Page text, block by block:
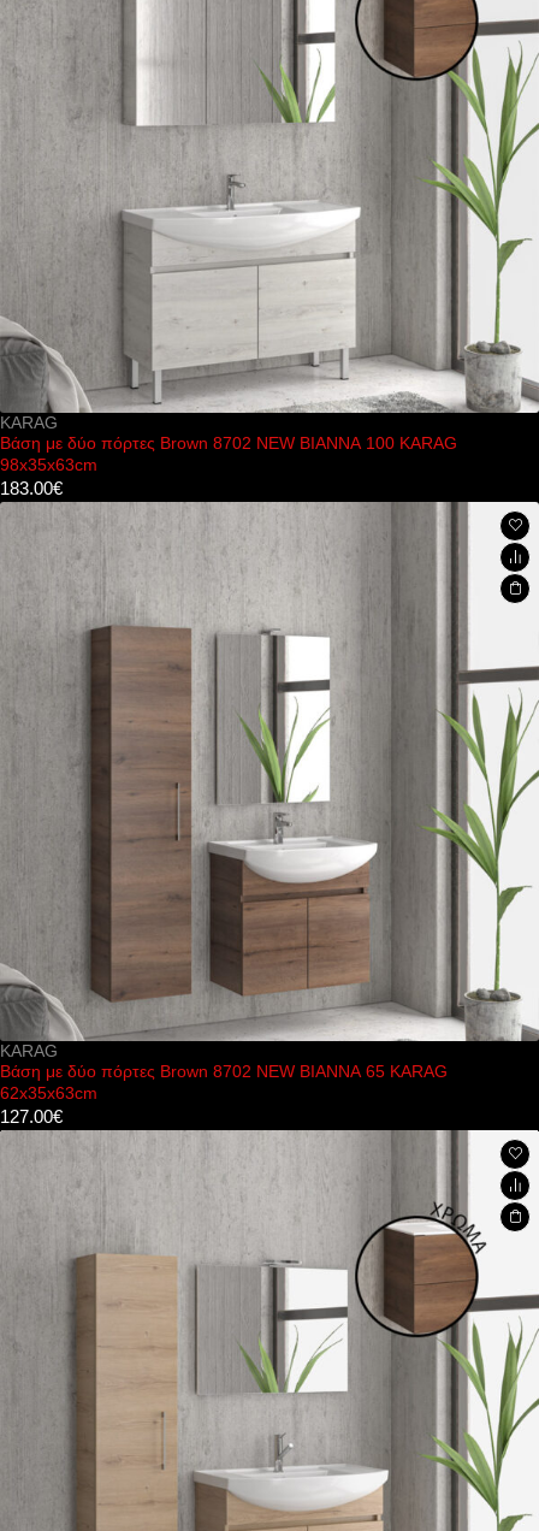
KARAG
Βάση με δύο πόρτες Brown 8702 NEW BIANNA 100 KARAG
98x35x63cm
183.00€
KARAG
Βάση με δύο πόρτες Brown 8702 NEW BIANNA 65 KARAG
62x35x63cm
127.00€